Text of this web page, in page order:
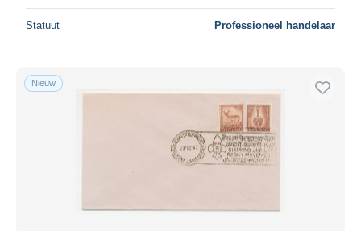
Statuut Professioneel handelaar
Nieuw